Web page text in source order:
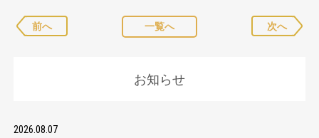
前へ 一覧へ 次へ
お知らせ
2026.08.07